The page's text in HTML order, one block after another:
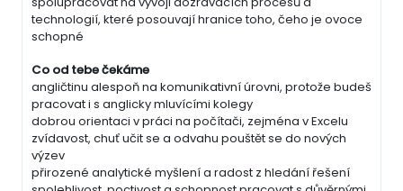
technologií, které posouvají hranice toho, čeho je ovoce
schopné
Co od tebe čekáme
angličtinu alespoň na komunikativní úrovni, protože budeš
pracovat i s anglicky mluvícími kolegy
dobrou orientaci v práci na počítači, zejména v Excelu
zvídavost, chuť učit se a odvahu pouštět se do nových
výzev
přirozené analytické myšlení a radost z hledání řešení